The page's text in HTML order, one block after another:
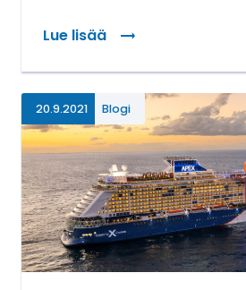
Lue lisää
: Sinkkuhytti – täydellinen
20.9.2021 Blogi